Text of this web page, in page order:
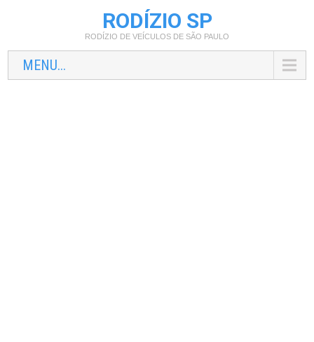
RODÍZIO SP
RODÍZIO DE VEÍCULOS DE SÃO PAULO
MENU...